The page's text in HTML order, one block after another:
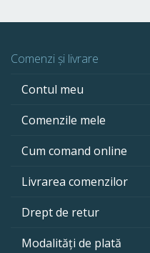
Comenzi și livrare
Contul meu
Comenzile mele
Cum comand online
Livrarea comenzilor
Drept de retur
Modalități de plată